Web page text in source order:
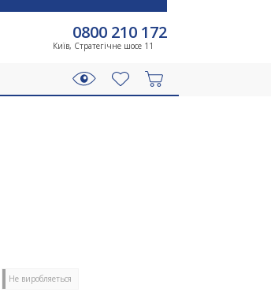
0800 210 172
Київ, Стратегічне шосе 11
Не виробляеться